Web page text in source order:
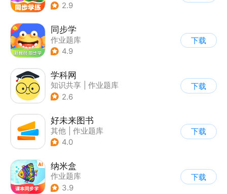
2.9
同步学
作业题库
4.9
下载
学科网
知识共享
作业题库
2.6
下载
好未来图书
其他
作业题库
| 学生课堂
4.0
下载
纳米盒
作业题库
3.9
下载